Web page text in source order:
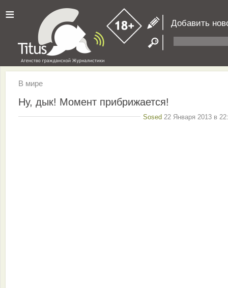
≡ Добавить
В мире
Ну, дык! Момент прибрижается!
Sosed 22 Января 2013 в